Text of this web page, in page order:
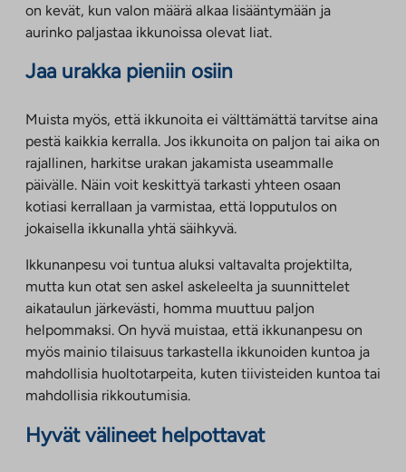
on kevät, kun valon määrä alkaa lisääntymään ja
aurinko paljastaa ikkunoissa olevat liat.
Jaa urakka pieniin osiin
Muista myös, että ikkunoita ei välttämättä tarvitse aina
pestä kaikkia kerralla. Jos ikkunoita on paljon tai aika on
rajallinen, harkitse urakan jakamista useammalle
päivälle. Näin voit keskittyä tarkasti yhteen osaan
kotiasi kerrallaan ja varmistaa, että lopputulos on
jokaisella ikkunalla yhtä säihkyvä.
Ikkunanpesu voi tuntua aluksi valtavalta projektilta,
mutta kun otat sen askel askeleelta ja suunnittelet
aikataulun järkevästi, homma muuttuu paljon
helpommaksi. On hyvä muistaa, että ikkunanpesu on
myös mainio tilaisuus tarkastella ikkunoiden kuntoa ja
mahdollisia huoltotarpeita, kuten tiivisteiden kuntoa tai
mahdollisia rikkoutumisia.
Hyvät välineet helpottavat